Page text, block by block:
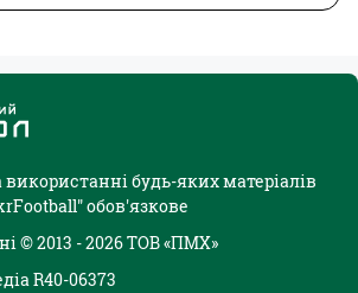
будь-яких матеріалів
обов'язкове
© 2013 - 2026 ТОВ «ПМХ»
R40-06373